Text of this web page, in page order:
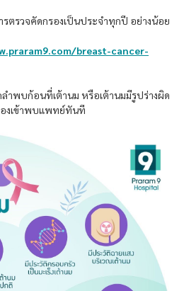
ตรวจคัดกรองเป็นประจำทุกปี อย่างน้อย
breast-cancer-
พบก้อนที่เต้านม หรือเต้านมมีรูปร่างผิด
งเข้าพบแพทย์ทันที